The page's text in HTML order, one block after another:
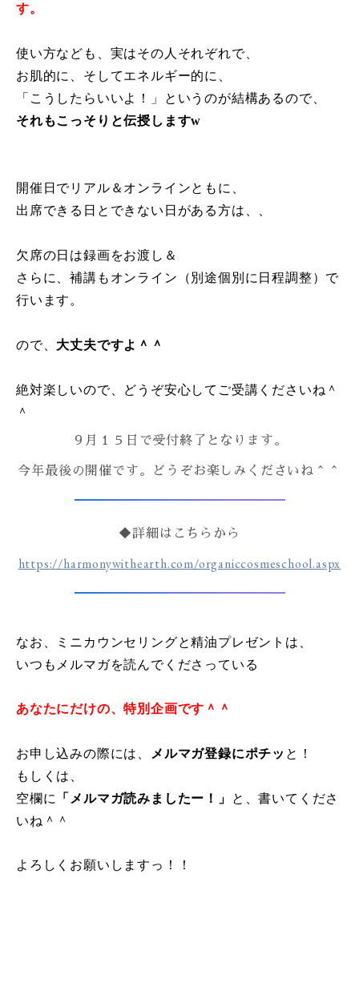
す。
使い方なども、実はその人それぞれで、
お肌的に、そしてエネルギー的に、
「こうしたらいいよ！」というのが結構あるので、
それもこっそりと伝授しますw
開催日でリアル＆オンラインともに、
出席できる日とできない日がある方は、、
欠席の日は録画をお渡し＆
さらに、補講もオンライン（別途個別に日程調整）で
行います。
ので、 大丈夫ですよ＾＾
絶対楽しいので、どうぞ安心してご受講くださいね＾
＾
９月１５日で受付終了となります。
今年最後の開催です。どうぞお楽しみくださいね＾＾
◆詳細はこちらから
https://harmonywithearth.com/organiccosmeschool.aspx
なお、ミニカウンセリングと精油プレゼントは、
いつもメルマガを読んでくださっている
あなたにだけの、特別企画です＾＾
お申し込みの際には、 メルマガ登録にポチッ と！
もしくは、
空欄に
「メルマガ読みましたー！」
と、書いてくださ
いね＾＾
よろしくお願いしますっ！！